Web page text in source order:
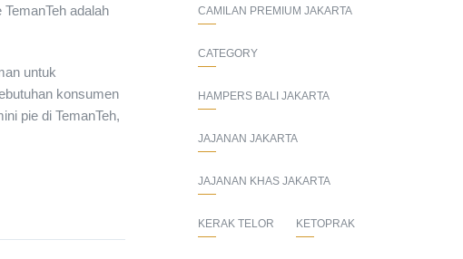
adalah
untuk
konsumen
pie di TemanTeh,
CAMILAN PREMIUM JAKARTA
CATEGORY
HAMPERS BALI JAKARTA
JAJANAN JAKARTA
JAJANAN KHAS JAKARTA
KERAK TELOR KETOPRAK